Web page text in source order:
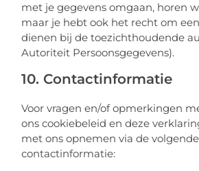
met je gegevens omgaan, horen
maar je hebt ook het recht om
dienen bij de toezichthoudende
Autoriteit Persoonsgegevens).
10. Contactinformatie
Voor vragen en/of opmerkingen
ons cookiebeleid en deze
met ons opnemen via de volgende
contactinformatie: